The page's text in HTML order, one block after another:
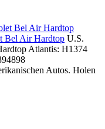
Bel Air Hardtop U.S.
Atlantis: H1374
Autos. Holen